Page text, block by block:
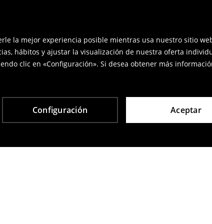
la mejor experiencia posible mientras usa nuestro sitio
hábitos y ajustar la visualización de nuestra oferta
clic en «Configuración». Si desea obtener más
Configuración Aceptar